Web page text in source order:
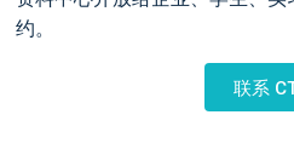
约。
联系